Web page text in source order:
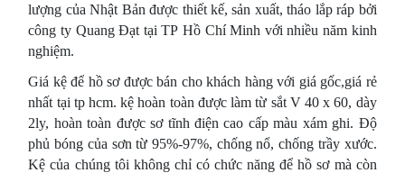
lượng của Nhật Bản được thiết kế, sản xuất, tháo lắp ráp bởi
công ty Quang Đạt tại TP Hồ Chí Minh với nhiều năm kinh
nghiệm.
Giá kệ để hồ sơ được bán cho khách hàng với giá gốc,giá rẻ
nhất tại tp hcm. kệ hoàn toàn được làm từ sắt V 40 x 60, dày
2ly, hoàn toàn được sơ tĩnh điện cao cấp màu xám ghi. Độ
phủ bóng của sơn từ 95%-97%, chống nổ, chống trầy xước.
Kệ của chúng tôi không chỉ có chức năng để hồ sơ mà còn